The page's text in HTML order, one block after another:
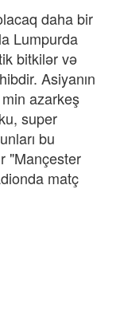
daha bir
Lumpurda
bitkilər və
Asiyanın
azarkeş
super
bu
"Mançester
matç